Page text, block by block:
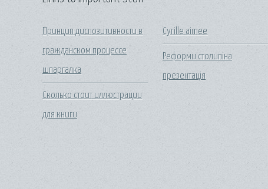
Принцип диспозитивности в
гражданском процессе
шпаргалка
Сколько стоит иллюстрации
для книги
Cyrille aimee
Реформи столипіна
презентація